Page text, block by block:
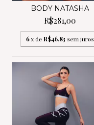
BODY NATASHA
R$281,00
6 x de R$46,83 sem juros